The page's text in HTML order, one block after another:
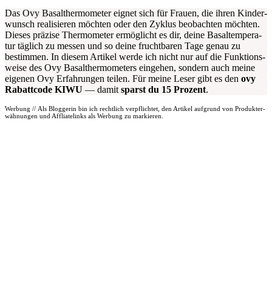
Das Ovy Basal­ther­mo­me­ter eig­net sich für Frau­en, die ihren Kin­der­
wunsch rea­li­sie­ren möch­ten oder den Zyklus beob­ach­ten möch­ten.
Die­ses prä­zi­se Ther­mo­me­ter ermög­licht es dir, dei­ne Basal­t­em­pe­ra­
tur täg­lich zu mes­sen und so dei­ne frucht­ba­ren Tage genau zu
bestim­men. In die­sem Arti­kel wer­de ich nicht nur auf die Funk­ti­ons­
wei­se des Ovy Basal­ther­mo­me­ters ein­ge­hen, son­dern auch mei­ne
eige­nen Ovy Erfah­run­gen tei­len. Für mei­ne Leser gibt es den ovy
Rabatt­code KIWU — damit sparst du 15 Pro­zent.
Wer­bung // Als Blog­ge­rin bin ich recht­lich ver­pflich­tet, den Arti­kel auf­grund von Pro­dukt­er­
wäh­nun­gen und Aff­li­ate­links als Wer­bung zu mar­kie­ren.